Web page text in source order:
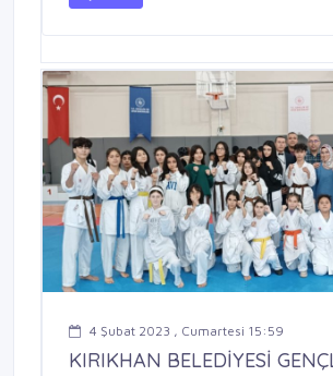
4 Şubat 2023 , Cumartesi 15:59
KIRIKHAN BELEDİYESİ